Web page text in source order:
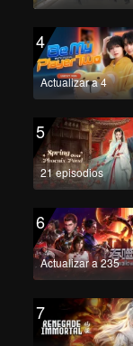
4
Actualizar a 4
5
21 episodios
6
Actualizar a 235
7